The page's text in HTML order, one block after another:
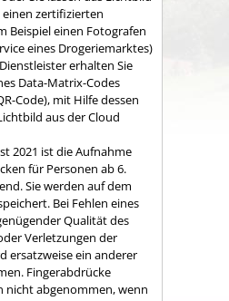
zertifizierten
Beispiel einen Fotografen
eines Drogeriemarktes)
erhalten Sie
Data-Matrix-Codes
Code), mit Hilfe dessen
aus der Cloud
2021 ist die Aufnahme
für Personen ab 6.
Sie werden auf dem
Bei Fehlen eines
Qualität des
Verletzungen der
ersatzweise ein anderer
Fingerabdrücke
nicht abgenommen, wenn